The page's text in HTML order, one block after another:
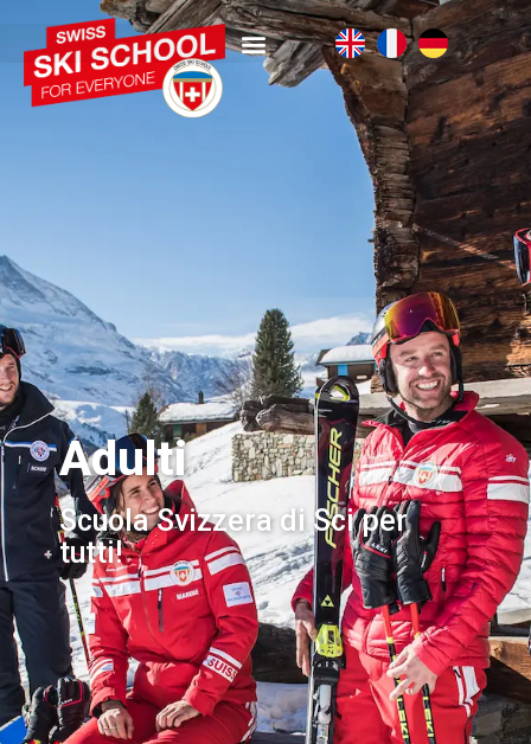
Adulti
Scuola Svizzera di Sci per
tutti!